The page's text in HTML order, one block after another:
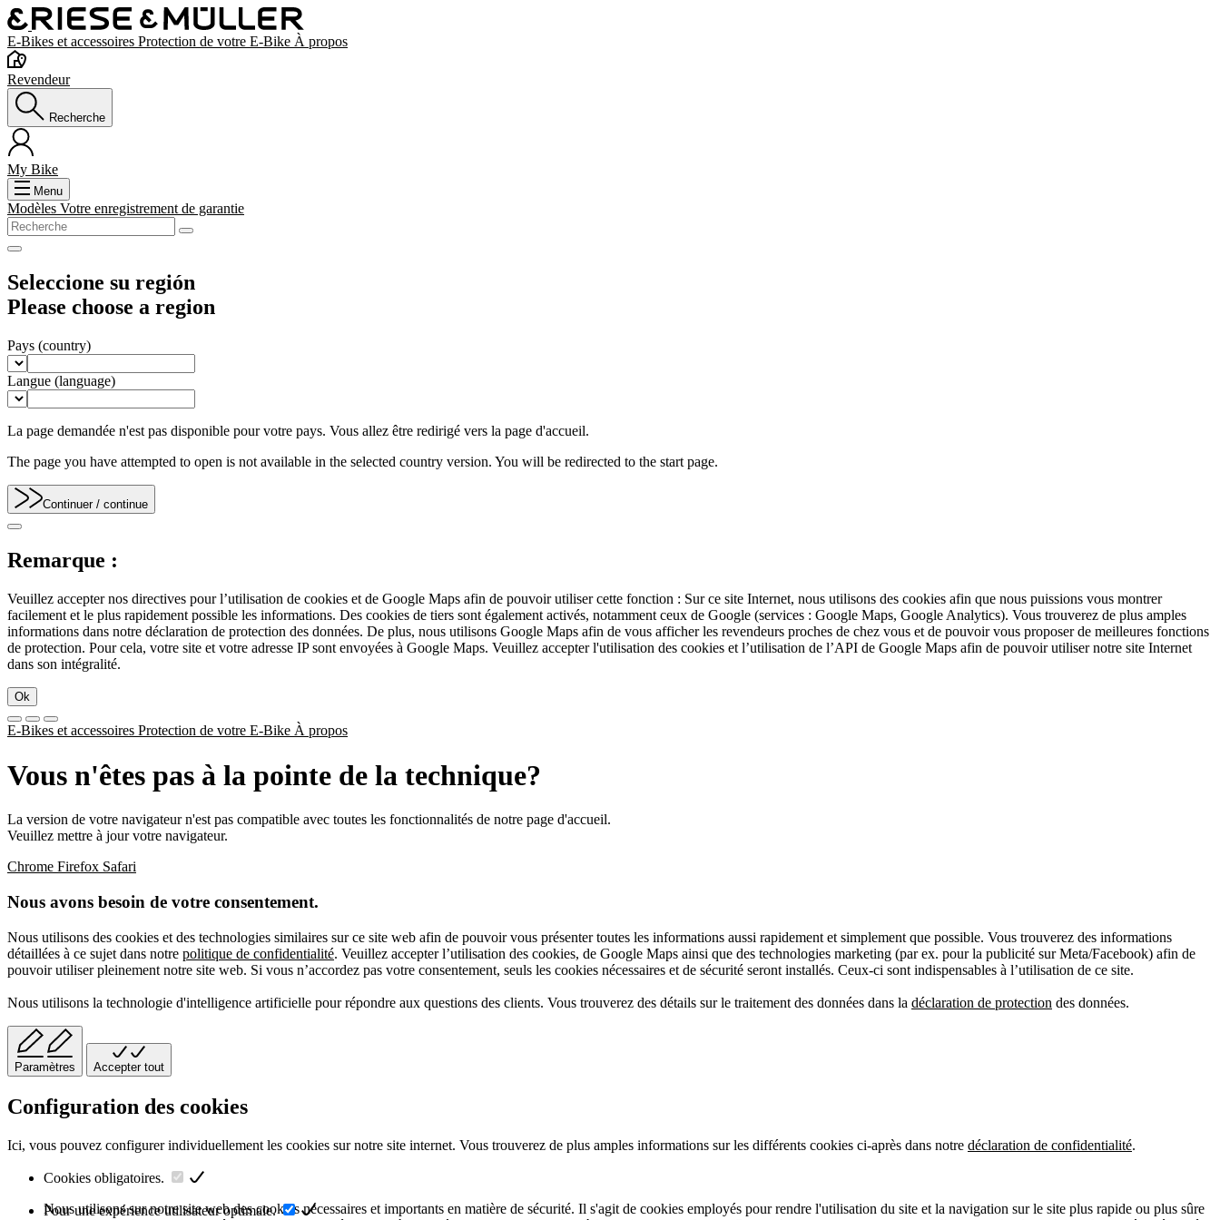
E-Bikes et accessoires Protection de votre E-Bike À propos
Revendeur
Recherche
My Bike
Menu
Modèles Votre enregistrement de garantie
Seleccione su región
Please choose a region
Pays (country)
Langue (language)
La page demandée n'est pas disponible pour votre pays. Vous allez être redirigé vers la page d'accueil.
The page you have attempted to open is not available in the selected country version. You will be redirected to the start page.
Continuer / continue
Remarque :
Veuillez accepter nos directives pour l’utilisation de cookies et de Google Maps afin de pouvoir utiliser cette fonction : Sur ce site Internet, nous utilisons des cookies afin que nous puissions vous montrer
facilement et le plus rapidement possible les informations. Des cookies de tiers sont également activés, notamment ceux de Google (services : Google Maps, Google Analytics). Vous trouverez de plus amples
informations dans notre déclaration de protection des données. De plus, nous utilisons Google Maps afin de vous afficher les revendeurs proches de chez vous et de pouvoir vous proposer de meilleures fonctions
de protection. Pour cela, votre site et votre adresse IP sont envoyées à Google Maps. Veuillez accepter l'utilisation des cookies et l’utilisation de l’API de Google Maps afin de pouvoir utiliser notre site Internet
dans son intégralité.
Ok
E-Bikes et accessoires Protection de votre E-Bike À propos
Vous n'êtes pas à la pointe de la technique?
La version de votre navigateur n'est pas compatible avec toutes les fonctionnalités de notre page d'accueil.
Veuillez mettre à jour votre navigateur.
Chrome Firefox Safari
Nous avons besoin de votre consentement.
Nous utilisons des cookies et des technologies similaires sur ce site web afin de pouvoir vous présenter toutes les informations aussi rapidement et simplement que possible. Vous trouverez des informations
détaillées à ce sujet dans notre politique de confidentialité. Veuillez accepter l’utilisation des cookies, de Google Maps ainsi que des technologies marketing (par ex. pour la publicité sur Meta/Facebook) afin de
pouvoir utiliser pleinement notre site web. Si vous n’accordez pas votre consentement, seuls les cookies nécessaires et de sécurité seront installés. Ceux-ci sont indispensables à l’utilisation de ce site.
Nous utilisons la technologie d'intelligence artificielle pour répondre aux questions des clients. Vous trouverez des détails sur le traitement des données dans la déclaration de protection des données.
Paramètres Accepter tout
Configuration des cookies
Ici, vous pouvez configurer individuellement les cookies sur notre site internet. Vous trouverez de plus amples informations sur les différents cookies ci-après dans notre déclaration de confidentialité.
Cookies obligatoires.
Nous utilisons sur notre site web des cookies nécessaires et importants en matière de sécurité. Il s'agit de cookies employés pour rendre l'utilisation du site et la navigation sur le site plus rapide ou plus sûre
Pour une expérience utilisateur optimale.